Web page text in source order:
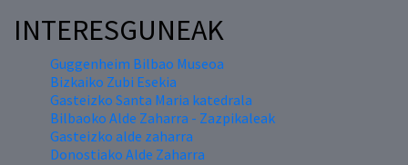
INTERESGUNEAK
Guggenheim Bilbao Museoa
Bizkaiko Zubi Esekia
Gasteizko Santa Maria katedrala
Bilbaoko Alde Zaharra - Zazpikaleak
Gasteizko alde zaharra
Donostiako Alde Zaharra